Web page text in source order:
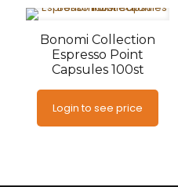
Bonomi Collection
Espresso Point
Capsules 100st
Login to see price